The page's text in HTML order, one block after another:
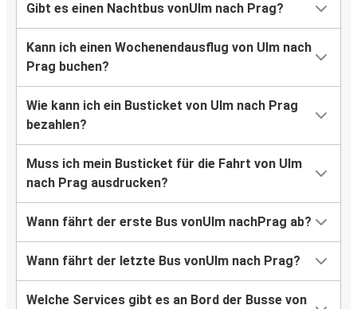
Gibt es einen Nachtbus vonUlm nach Prag?
Kann ich einen Wochenendausflug von Ulm nach
Prag buchen?
Wie kann ich ein Busticket von Ulm nach Prag
bezahlen?
Muss ich mein Busticket für die Fahrt von Ulm
nach Prag ausdrucken?
Wann fährt der erste Bus vonUlm nachPrag ab?
Wann fährt der letzte Bus vonUlm nach Prag?
Welche Services gibt es an Bord der Busse von